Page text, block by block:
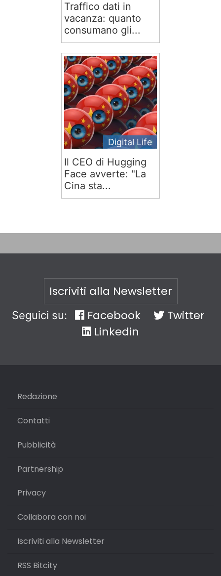
Traffico dati in
vacanza: quanto
consumano gli...
Digital Life
Il CEO di Hugging
Face avverte: "La
Cina sta...
Iscriviti alla Newsletter
Seguici su: Facebook
Twitter
Linkedin
Redazione
Contatti
Pubblicità
Partnership
Privacy
Collabora con noi
Iscriviti alla Newsletter
RSS Bitcity